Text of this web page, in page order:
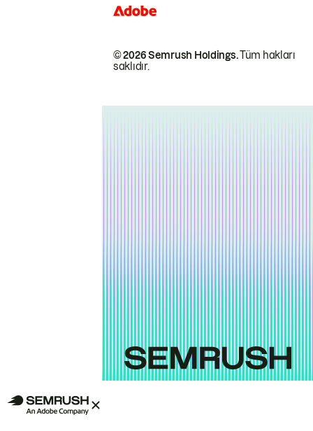
© 2026 Semrush Holdings.Tüm hakları
saklıdır.